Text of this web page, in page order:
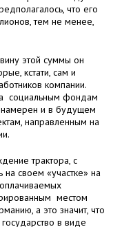
что его
тем не менее,
этой суммы он
кстати, сам и
компании.
социальным фондам
намерен и в будущем
направленным на
трактора, с
своем «участке» на
местом
а это значит, что
в виде